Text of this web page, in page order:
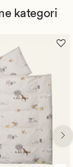
kategori